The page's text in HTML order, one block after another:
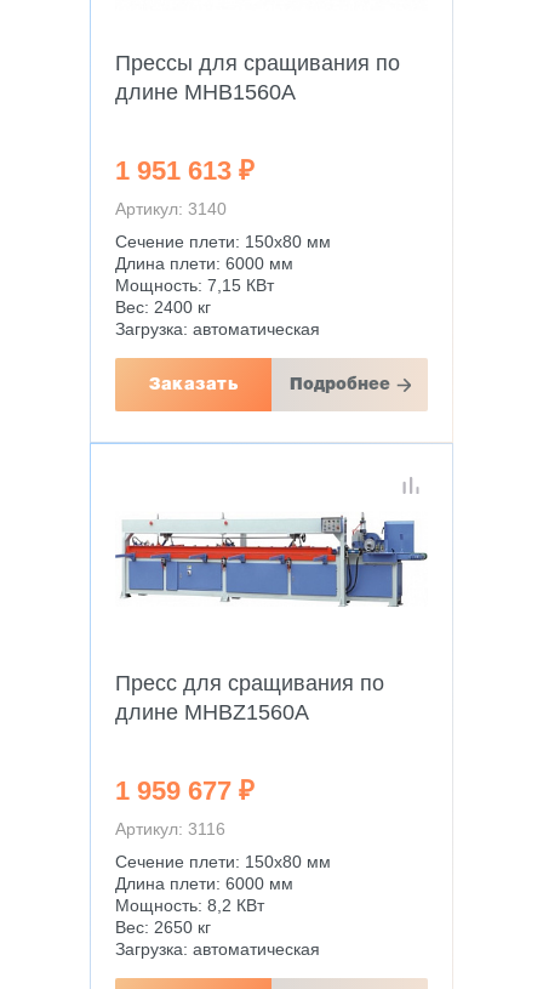
Прессы для сращивания по
длине MHB1560A
1 951 613 ₽
Артикул: 3140
Сечение плети: 150х80 мм
Длина плети: 6000 мм
Мощность: 7,15 КВт
Вес: 2400 кг
Загрузка: автоматическая
Заказать Подробнее
Пресс для сращивания по
длине MHBZ1560A
1 959 677 ₽
Артикул: 3116
Сечение плети: 150х80 мм
Длина плети: 6000 мм
Мощность: 8,2 КВт
Вес: 2650 кг
Загрузка: автоматическая